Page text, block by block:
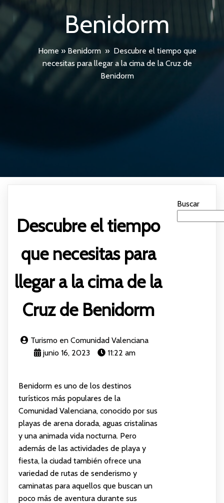
Benidorm
Home » Benidorm » Descubre el tiempo que
necesitas para llegar a la cima de la Cruz de
Benidorm
Descubre el tiempo
que necesitas para
llegar a la cima de la
Cruz de Benidorm
Turismo en Comunidad Valenciana
junio 16, 2023
11:22 am
Benidorm es uno de los destinos
turísticos más populares de la
Comunidad Valenciana, conocido por sus
playas de arena dorada, aguas cristalinas
y una animada vida nocturna. Pero
además de las actividades de playa y
fiesta, la ciudad también ofrece una
variedad de rutas de senderismo y
caminatas para aquellos que buscan un
poco más de aventura durante sus
Buscar